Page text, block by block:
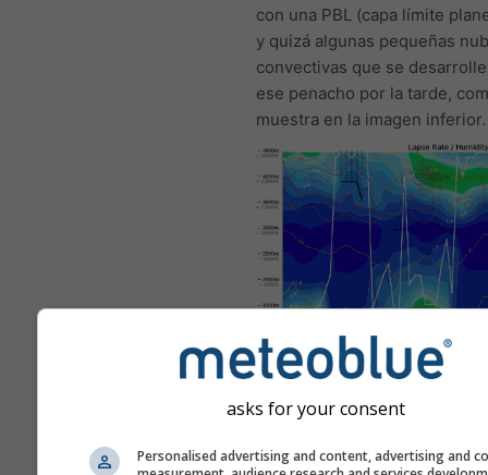
con una PBL (capa límite
y quizá algunas pequeñas
convectivas que se
ese penacho por la tarde,
muestra en la imagen inferior.
Este es un ejemplo de
condiciones de vuelo como
Bitterwasser (Namibia), uno
mejores lugares para volar
asks for your consent
Personalised advertising and content, advertising and